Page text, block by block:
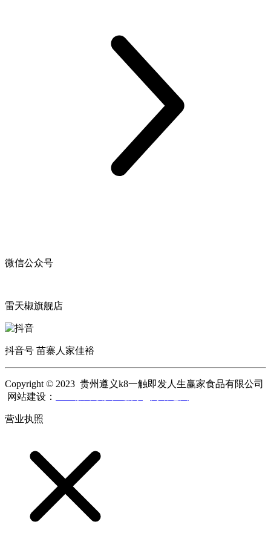
微信公众号
雷天椒旗舰店
抖音号 苗寨人家佳裕
Copyright © 2023 贵州遵义k8一触即发人生赢家食品有限公司
网站建设：
营业执照